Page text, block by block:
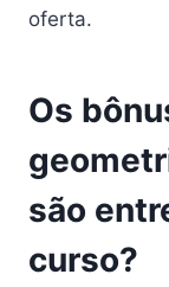
oferta.
Os
são
curso?